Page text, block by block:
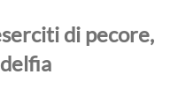
di pecore,